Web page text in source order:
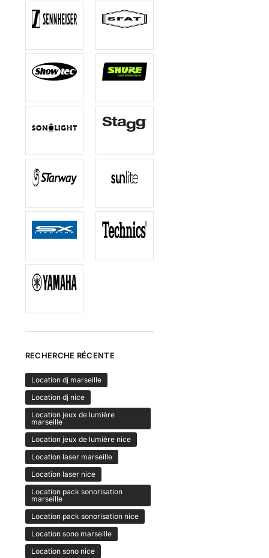
RECHERCHE RÉCENTE
Location dj marseille
Location dj nice
Location jeux de lumière
marseille
Location jeux de lumière nice
Location laser marseille
Location laser nice
Location pack sonorisation
marseille
Location pack sonorisation nice
Location sono marseille
Location sono nice